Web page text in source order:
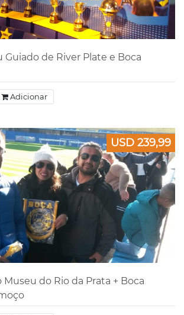
Guiado de River Plate e Boca
Adicionar
USD 239,99
Museu do Rio da Prata + Boca